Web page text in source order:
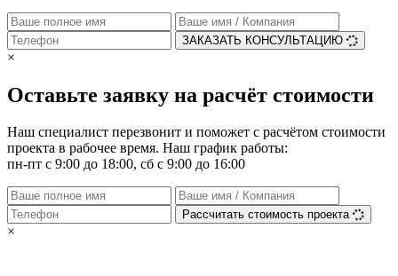
ЗАКАЗАТЬ КОНСУЛЬТАЦИЮ
×
Оставьте заявку на расчёт стоимости
Наш специалист перезвонит и поможет с расчётом стоимости
проекта в рабочее время. Наш график работы:
пн-пт с 9:00 до 18:00, сб с 9:00 до 16:00
Рассчитать стоимость проекта
×